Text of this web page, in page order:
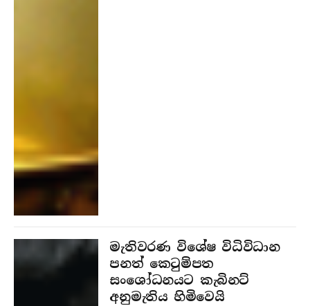
මැතිවරණ විශේෂ විධිවිධාන
පනත් කෙටුම්පත
සංශෝධනයට කැබිනට්
අනුමැතිය හිමිවෙයි